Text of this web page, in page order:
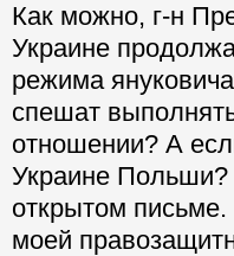
Как можно, г-н
Украине
режима
спешат
отношении? А
Украине
открытом
моей